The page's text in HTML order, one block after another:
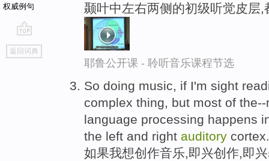
权威例句
go
top
返回词典
颞叶中左右两侧的初级听觉皮层
耶鲁公开课 - 聆听音乐课程节选
So doing music, if I'm sight
complex thing, but most of
language processing happens
the left and right auditory cortex.
如果我想创作音乐,即兴创作,即